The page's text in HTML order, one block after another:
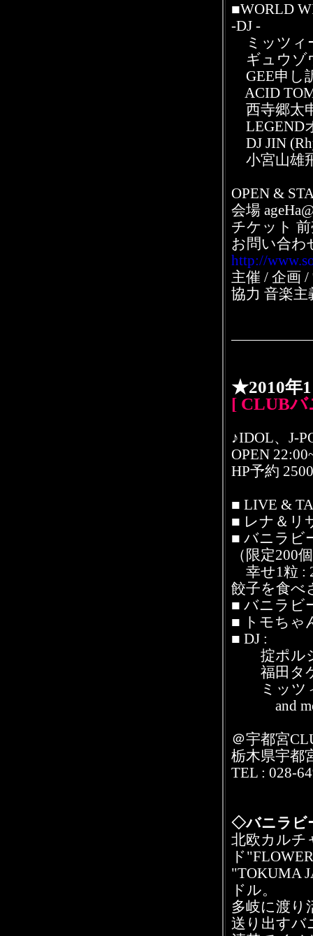
■WORLD
-DJ -
ミッツィ
ギュウゾ
GEE申し
ACID
西寺郷太
LEGEND
DJ JIN
小宮山雄
OPEN &
会場
チケット
お問い合わ
http://
主催 / 企画
協力 音楽主
★2010年
[ CLUBバ
♪IDOL、J-
OPEN
HP予約
■ LIVE &
■ レナ＆リ
■ バニラビ
（限定200
幸せ1粒 :
餃子を食べ
■ バニラビ
■ トモちゃ
■ DJ :
掟ポルシ
福田タケ
ミッツ
and
＠宇都宮
栃木県宇都
TEL : 028-
◇バニラビ
北欧カルチ
ド
"TOKUMA
ドル。
多岐に渡り
送り出すバ